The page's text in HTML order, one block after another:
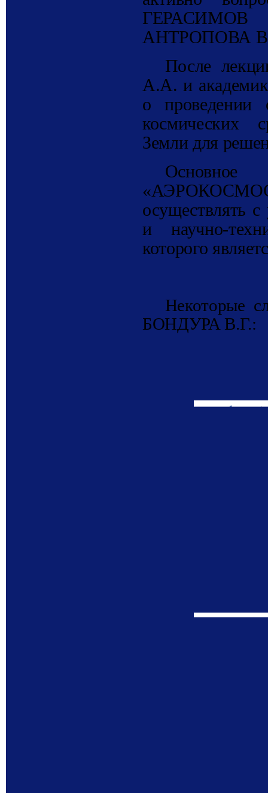
ГЕРАСИМОВ
АНТРОПОВА
После
А.А. и
о проведении
космических
Земли для
осуществлять с
и научно-
которого
Некоторые
БОНДУРА В.Г.: